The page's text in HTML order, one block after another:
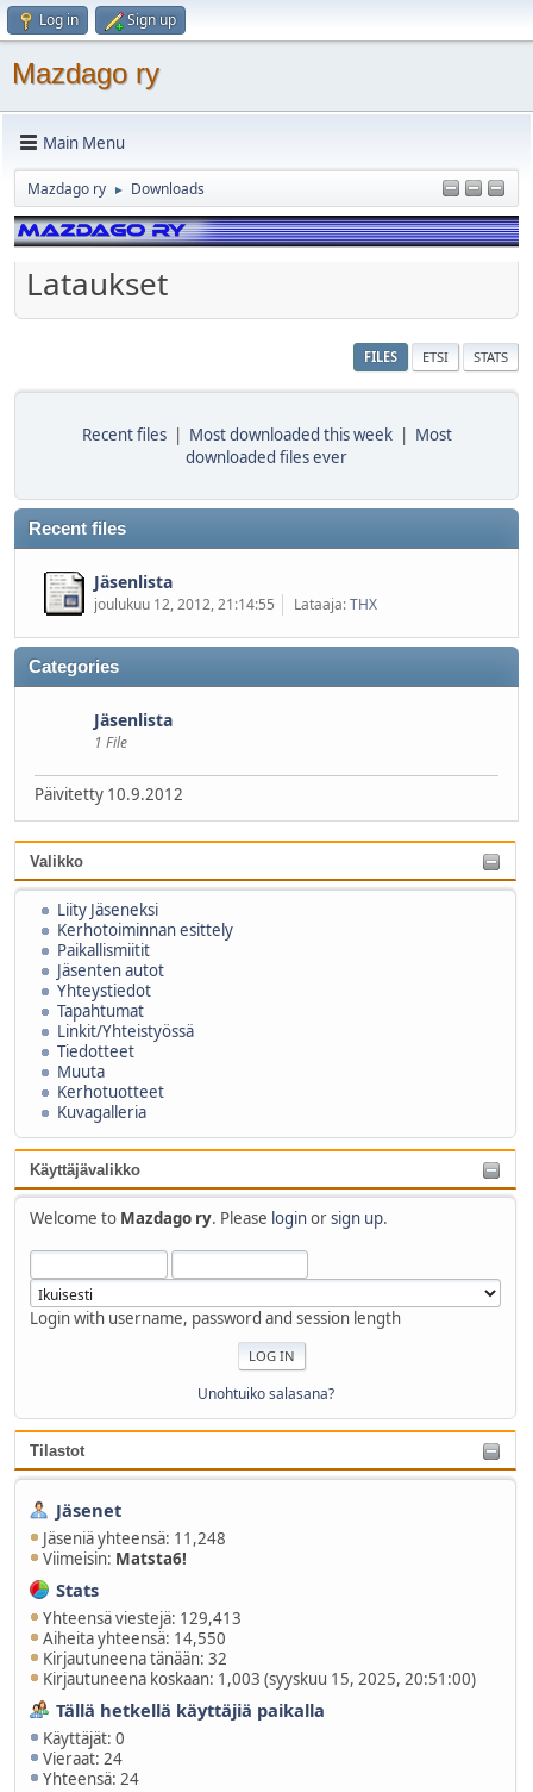
Log in Sign up
Mazdago ry
Main Menu
Mazdago ry ► Downloads
Valikko
Liity Jäseneksi
Kerhotoiminnan esittely
Paikallismiitit
Jäsenten autot
Yhteystiedot
Tapahtumat
Linkit/Yhteistyössä
Tiedotteet
Muuta
Kerhotuotteet
Kuvagalleria
Käyttäjävalikko
Welcome to Mazdago ry. Please loginorsign up.
Login with username, password and session length
Unohtuiko salasana?
Tilastot
Jäsenet
Jäseniä yhteensä: 11,248
Viimeisin: Matsta6!
Stats
Yhteensä viestejä: 129,413
Aiheita yhteensä: 14,550
Kirjautuneena tänään: 32
Kirjautuneena koskaan: 1,003 (syyskuu 15, 2025, 20:51:00)
Tällä hetkellä käyttäjiä paikalla
Käyttäjät: 0
Vieraat: 24
Yhteensä: 24
Lataukset
FILES ETSI STATS
Recent files| Most downloaded this week| Most
downloaded files ever
Recent files
Jäsenlista
joulukuu 12, 2012, 21:14:55 Lataaja:THX
Categories
Jäsenlista
1 File
Päivitetty 10.9.2012